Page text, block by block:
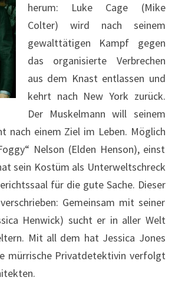
herum: Luke Cage (Mike
Colter) wird nach seinem
gewalttätigen Kampf gegen
das organisierte Verbrechen
aus dem Knast entlassen und
kehrt nach New York zurück.
Der Muskelmann will seinem
nach einem Ziel im Leben. Möglich
Nelson (Elden Henson), einst
sein Kostüm als Unterweltschreck
für die gute Sache. Dieser
Gemeinsam mit seiner
Henwick) sucht er in aller Welt
Mit all dem hat Jessica Jones
mürrische Privatdetektivin verfolgt